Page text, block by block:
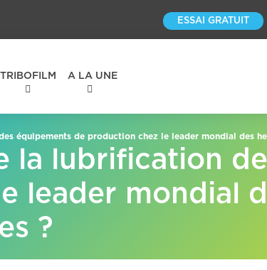
ESSAI GRATUIT
TRIBOFILM A LA UNE
équipements de production chez le leader mondial des
la lubrification
leader mondial
?